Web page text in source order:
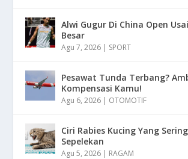
Alwi Gugur Di China Open
Besar
Agu 7, 2026 | SPORT
Pesawat Tunda Terbang?
Kompensasi Kamu!
Agu 6, 2026 | OTOMOTIF
Ciri Rabies Kucing Yang
Sepelekan
Agu 5, 2026 | RAGAM